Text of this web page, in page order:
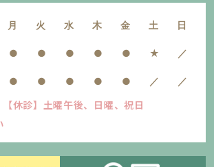
月 火 水 木 金 土 日
● ● ● ● ● ★ ／
● ● ● ● ● ／ ／
診】土曜午後、日曜、祝日